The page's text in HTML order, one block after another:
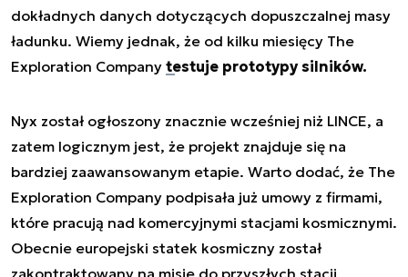
dokładnych danych dotyczących dopuszczalnej masy
ładunku. Wiemy jednak, że od kilku miesięcy The
Exploration Company testuje prototypy silników.
Nyx został ogłoszony znacznie wcześniej niż LINCE, a
zatem logicznym jest, że projekt znajduje się na
bardziej zaawansowanym etapie. Warto dodać, że The
Exploration Company podpisała już umowy z firmami,
które pracują nad komercyjnymi stacjami kosmicznymi.
Obecnie europejski statek kosmiczny został
zakontraktowany na misje do przyszłych stacji